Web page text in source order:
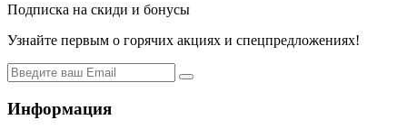
Подписка на скиди и бонусы
Узнайте первым о горячих акциях и спецпредложениях!
Информация